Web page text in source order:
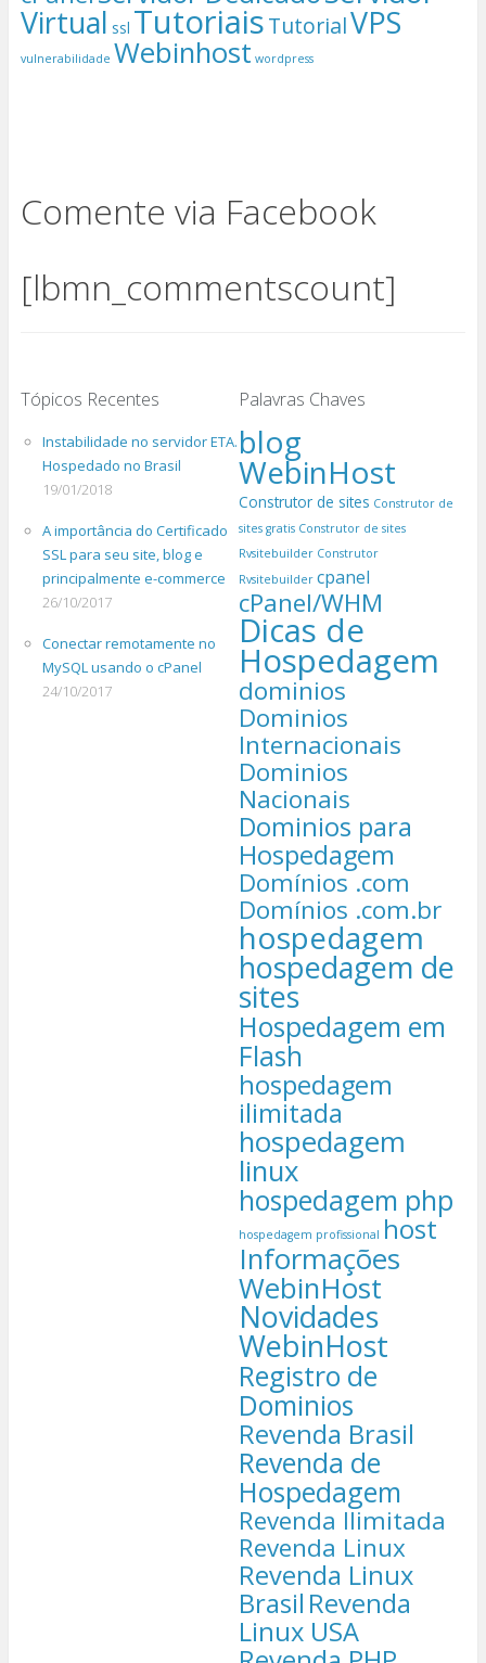
Virtual ssl TutoriaisTutorialVPS
vulnerabilidade Webinhost wordpress
Comente via Facebook
[lbmn_commentscount]
Tópicos Recentes
Instabilidade no servidor ETA.
Hospedado no Brasil
19/01/2018
A importância do Certificado
SSL para seu site, blog e
principalmente e-commerce
26/10/2017
Conectar remotamente no
MySQL usando o cPanel
24/10/2017
Palavras Chaves
blog
WebinHost
Construtor de sites Construtor de
sites gratis Construtor de sites
Rvsitebuilder Construtor
Rvsitebuilder cpanel
cPanel/WHM
Dicas de
Hospedagem
dominios
Dominios
Internacionais
Dominios
Nacionais
Dominios para
Hospedagem
Domínios .com
Domínios .com.br
hospedagem
hospedagem de
sites
Hospedagem em
Flash
hospedagem
ilimitada
hospedagem
linux
hospedagem php
hospedagem profissional host
Informações
WebinHost
Novidades
WebinHost
Registro de
Dominios
Revenda Brasil
Revenda de
Hospedagem
Revenda Ilimitada
Revenda Linux
Revenda Linux
Brasil Revenda
Linux USA